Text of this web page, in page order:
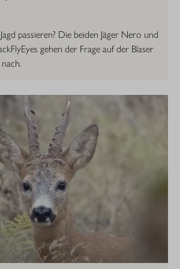
passieren? Die beiden Jäger Nero und
gehen der Frage auf der Blaser